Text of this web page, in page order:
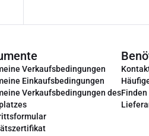
Verkaufsbedingungen
Einkaufsbedingungen
Verkaufsbedingungen des